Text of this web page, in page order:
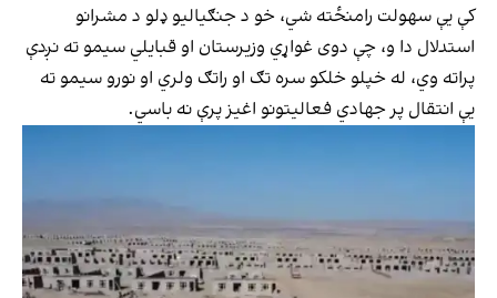
کې یې سهولت رامنځته شي، خو د جنګیالیو ډلو د مشرانو
استدلال دا و، چې دوی غواړي وزیرستان او قبایلي سیمو ته نږدې
پراته وي، له خپلو خلکو سره تګ او راتګ ولري او نورو سیمو ته
یې انتقال پر جهادي فعالیتونو اغیز پرې نه باسي.